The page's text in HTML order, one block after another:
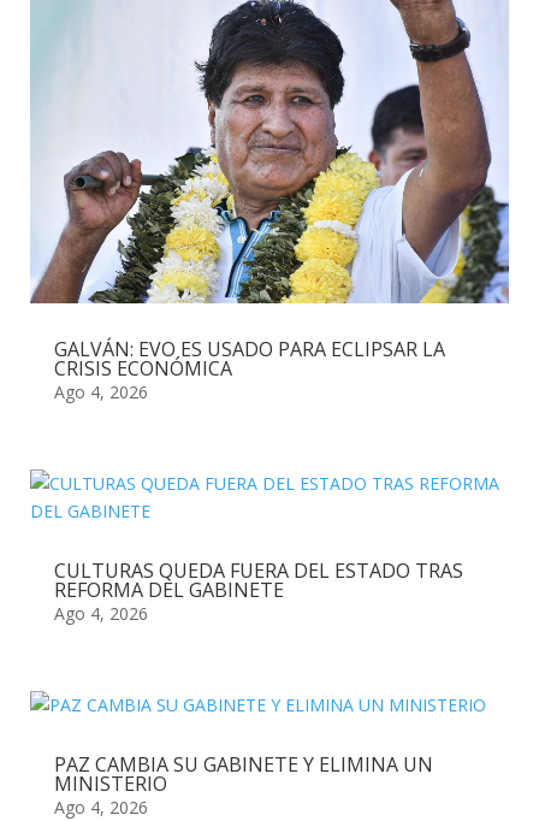
GALVÁN: EVO ES USADO PARA ECLIPSAR LA
CRISIS ECONÓMICA
Ago 4, 2026
CULTURAS QUEDA FUERA DEL ESTADO TRAS
REFORMA DEL GABINETE
Ago 4, 2026
PAZ CAMBIA SU GABINETE Y ELIMINA UN
MINISTERIO
Ago 4, 2026